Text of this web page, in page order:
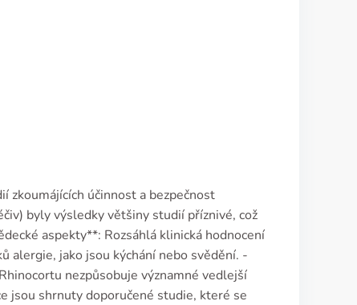
zkoumá­jících účinnost a bezpečnost
byly výsledky většiny studií příznivé, což
aspekty**: Rozsáhlá klinická hodnocení
alergie, jako jsou kýchání nebo svědění. -
nezpůsobuje významné vedlejší
jsou shrnuty doporučené studie, které se